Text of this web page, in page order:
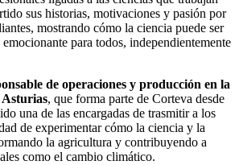
sus historias, motivaciones y pasión por
mostrando cómo la ciencia puede ser
para todos, independientemente
de operaciones y producción en la
, que forma parte de Corteva desde
una de las encargadas de trasmitir a los
de experimentar cómo la ciencia y la
la agricultura y contribuyendo a
como el cambio climático.